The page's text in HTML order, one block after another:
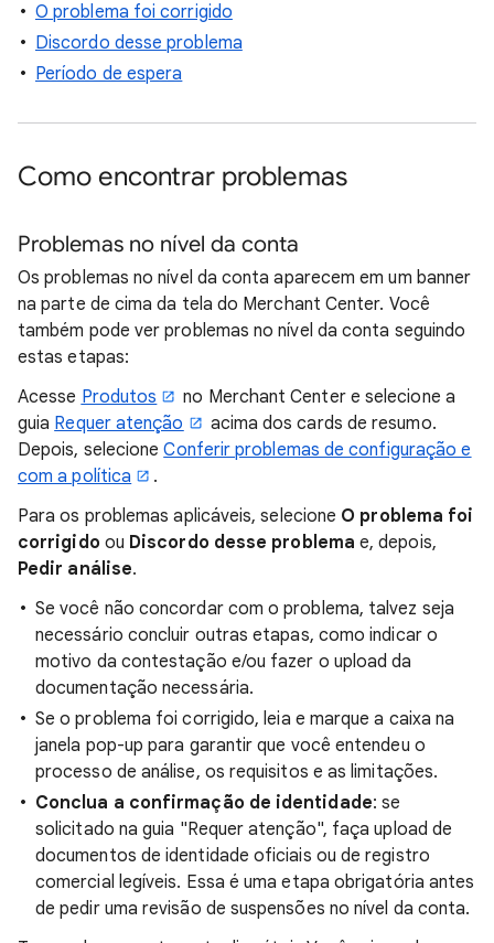
O problema foi corrigido
Discordo desse problema
Período de espera
Como encontrar problemas
Problemas no nível da conta
Os problemas no nível da conta aparecem em um banner
na parte de cima da tela do Merchant Center. Você
também pode ver problemas no nível da conta seguindo
estas etapas:
Acesse Produtos
no Merchant Center e selecione a
guia Requer atenção
acima dos cards de resumo.
Depois, selecioneConferir problemas de configuração e
com a política
.
Para os problemas aplicáveis, selecione O problema foi
corrigido ou Discordo desse problema e, depois,
Pedir análise.
Se você não concordar com o problema, talvez seja
necessário concluir outras etapas, como indicar o
motivo da contestação e/ou fazer o upload da
documentação necessária.
Se o problema foi corrigido, leia e marque a caixa na
janela pop-up para garantir que você entendeu o
processo de análise, os requisitos e as limitações.
Conclua a confirmação de identidade: se
solicitado na guia "Requer atenção", faça upload de
documentos de identidade oficiais ou de registro
comercial legíveis. Essa é uma etapa obrigatória antes
de pedir uma revisão de suspensões no nível da conta.